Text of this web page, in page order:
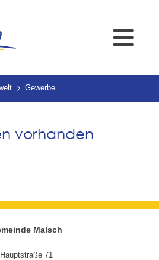
Gewerbe
vorhanden
Malsch
Hauptstraße 71